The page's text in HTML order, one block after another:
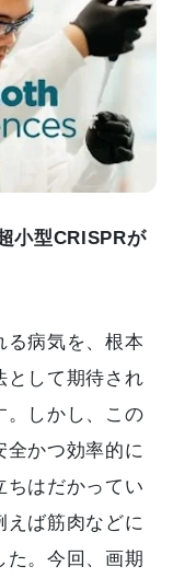
小型CRISPRが
る病気を、根本
として期待され
。しかし、この
全かつ効率的に
ちはだかってい
えば筋肉などに
た。今回、画期